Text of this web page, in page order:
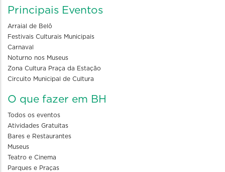
Principais Eventos
Arraial de Belô
Festivais Culturais Municipais
Carnaval
Noturno nos Museus
Zona Cultura Praça da Estação
Circuito Municipal de Cultura
O que fazer em BH
Todos os eventos
Atividades Gratuitas
Bares e Restaurantes
Museus
Teatro e Cinema
Parques e Praças